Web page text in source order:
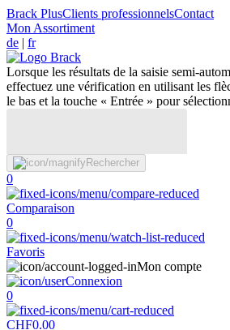
Brack PlusClients professionnelsContact
Mon Assortiment
de | fr
Lorsque les résultats de la saisie semi-
effectuez une vérification en utilisant les
le bas et la touche « Entrée » pour
Rechercher
0
Comparaison
0
Favoris
Mon compte
Connexion
0
CHF0.00